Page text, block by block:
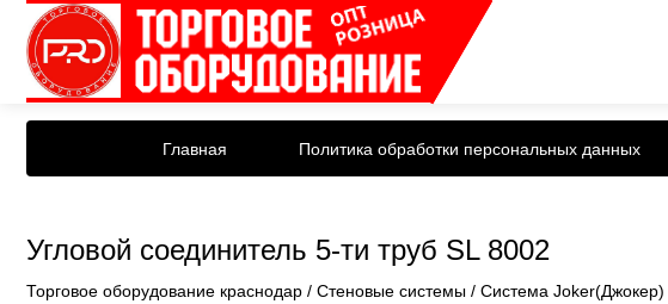
Главная Политика обработки персональных данных
Угловой соединитель 5-ти труб SL 8002
Торговое оборудование краснодар / Стеновые системы / Система Joker(Джокер)